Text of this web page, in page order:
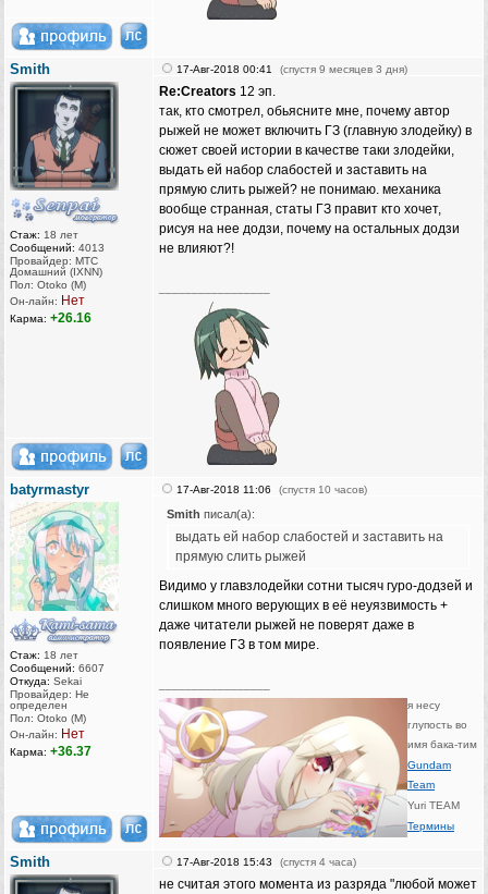
Smith
Стаж: 18 лет
Сообщений: 4013
Провайдер: МТС
Домашний (IXNN)
Пол: Otoko (M)
Он-лайн: Нет
Карма: +26.16
17-Авг-2018 00:41 (спустя 9 месяцев 3 дня)
Re:Creators 12 эп.
так, кто смотрел, обьясните мне, почему автор
рыжей не может включить ГЗ (главную злодейку) в
сюжет своей истории в качестве таки злодейки,
выдать ей набор слабостей и заставить на
прямую слить рыжей? не понимаю. механика
вообще странная, статы ГЗ правит кто хочет,
рисуя на нее додзи, почему на остальных додзи
не влияют?!
batyrmastyr
Стаж: 18 лет
Сообщений: 6607
Откуда: Sekai
Провайдер: Не
определен
Пол: Otoko (M)
Он-лайн: Нет
Карма: +36.37
17-Авг-2018 11:06 (спустя 10 часов)
Smith писал(а):
выдать ей набор слабостей и заставить на
прямую слить рыжей
Видимо у главзлодейки сотни тысяч гуро-додзей и
слишком много верующих в её неуязвимость +
даже читатели рыжей не поверят даже в
появление ГЗ в том мире.
я несу
глупость во
имя бака-тим
Gundam
Team
Yuri TEAM
Термины
Smith 17-Авг-2018 15:43 (спустя 4 часа)
не считая этого момента из разряда "любой может